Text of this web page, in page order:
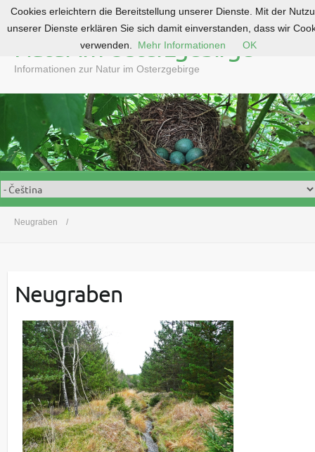
o
n
t
e
n
Natur im Osterzgebirge
Informationen zur Natur im Osterzgebirge
Neugraben
Neugraben
Cookies erleichtern die Bereitstellung unserer Dienste. Mit der
unserer Dienste erklären Sie sich damit einverstanden, dass wir
verwenden.
Mehr Informationen OK